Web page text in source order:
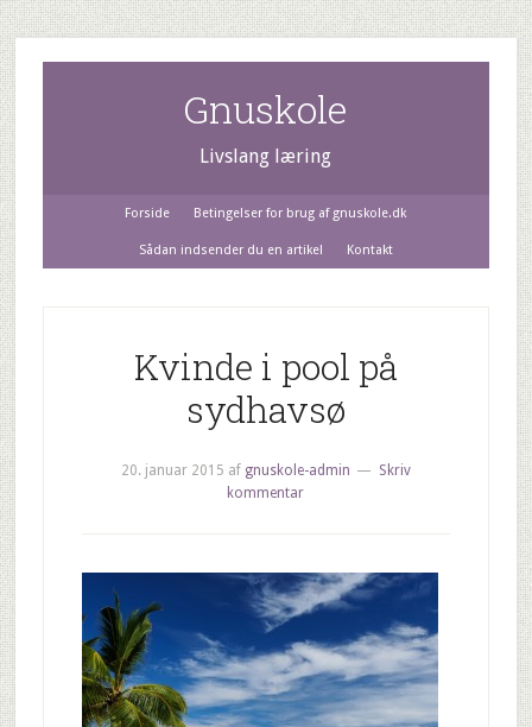
Gnuskole
Livslang læring
Forside Betingelser for brug af gnuskole.dk
Sådan indsender du en artikel Kontakt
Kvinde i pool på
sydhavsø
20. januar 2015 af gnuskole-admin
Skriv
kommentar